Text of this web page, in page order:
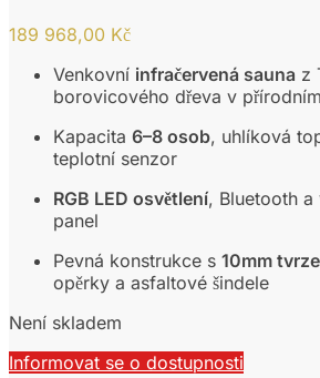
189 968,00 Kč
Venkovní infračervená sauna z
borovicového dřeva v
Kapacita 6–8 osob, uhlíková
teplotní senzor
RGB LED osvětlení, Bluetooth
panel
Pevná konstrukce s 10mm
opěrky a asfaltové šindele
Není skladem
Informovat se o dostupnosti